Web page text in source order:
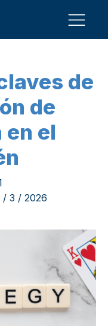
de
de
el
/ 3 / 2026